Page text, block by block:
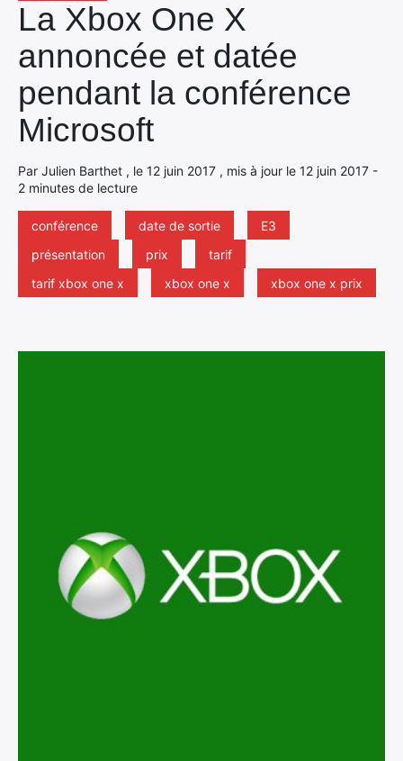
La Xbox One X
annoncée et datée
pendant la conférence
Microsoft
Par Julien Barthet , le 12 juin 2017 , mis à jour le 12 juin 2017 -
2 minutes de lecture
conférence date de sortie
E3
présentation
prix
tarif
tarif xbox one x
xbox one x xbox one x prix